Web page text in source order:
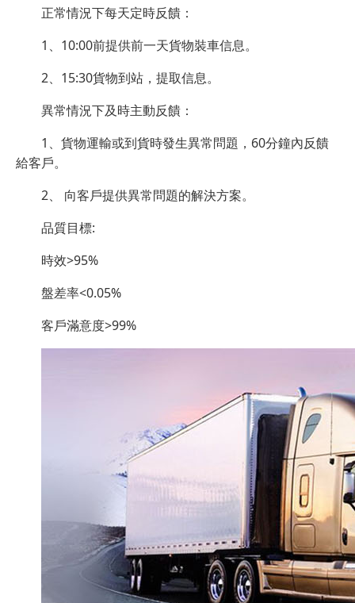
正常情況下每天定時反饋：
1、10:00前提供前一天貨物裝車信息。
2、15:30貨物到站，提取信息。
異常情況下及時主動反饋：
1、貨物運輸或到貨時發生異常問題，60分鐘內反饋
給客戶。
2、 向客戶提供異常問題的解決方案。
品質目標:
時效>95%
盤差率<0.05%
客戶滿意度>99%